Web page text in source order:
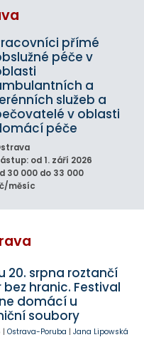
přímé
péče v
a
služeb a
v oblasti
péče
od 1. září 2026
30 000 do 33 000
měsíc
20. srpna roztančí
bez hranic. Festival
domácí u
soubory
| Ostrava-Poruba | Jana Lipowská